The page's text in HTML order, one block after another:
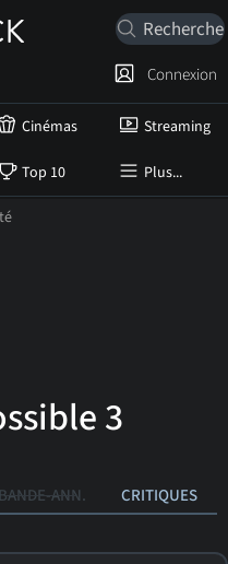
Cinémas Streaming
Top 10 Plus...
Connexion
3
BANDE-ANN. CRITIQUES